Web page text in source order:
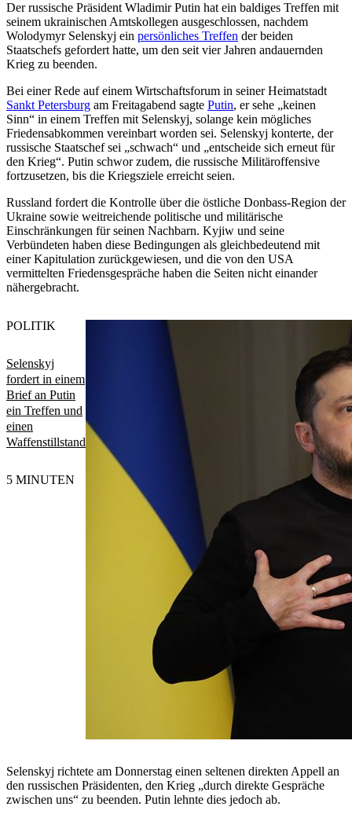
Der russische Präsident Wladimir Putin hat ein baldiges Treffen mit
seinem ukrainischen Amtskollegen ausgeschlossen, nachdem
Wolodymyr Selenskyj ein persönliches Treffen der beiden
Staatschefs gefordert hatte, um den seit vier Jahren andauernden
Krieg zu beenden.
Bei einer Rede auf einem Wirtschaftsforum in seiner Heimatstadt
Sankt Petersburg am Freitagabend sagte Putin, er sehe „keinen
Sinn“ in einem Treffen mit Selenskyj, solange kein mögliches
Friedensabkommen vereinbart worden sei. Selenskyj konterte, der
russische Staatschef sei „schwach“ und „entscheide sich erneut für
den Krieg“. Putin schwor zudem, die russische Militäroffensive
fortzusetzen, bis die Kriegsziele erreicht seien.
Russland fordert die Kontrolle über die östliche Donbass-Region der
Ukraine sowie weitreichende politische und militärische
Einschränkungen für seinen Nachbarn. Kyjiw und seine
Verbündeten haben diese Bedingungen als gleichbedeutend mit
einer Kapitulation zurückgewiesen, und die von den USA
vermittelten Friedensgespräche haben die Seiten nicht einander
nähergebracht.
Selenskyj
fordert in einem
Brief an Putin
ein Treffen und
einen
Waffenstillstand
POLITIK
5 MINUTEN
Selenskyj richtete am Donnerstag einen seltenen direkten Appell an
den russischen Präsidenten, den Krieg „durch direkte Gespräche
zwischen uns“ zu beenden. Putin lehnte dies jedoch ab.